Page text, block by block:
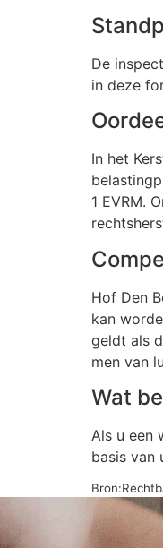
De
in deze
In het
1 EVRM.
Hof Den
kan
geldt als
men van
Wat
Als u een
basis van